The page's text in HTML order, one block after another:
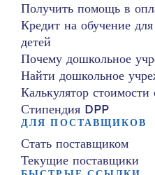
Получить помощь в
Кредит на обучение
детей
Почему дошкольное
Найти дошкольное
Калькулятор стоимости
Стипендия DPP
ДЛЯ ПОСТАВЩИКОВ
Стать поставщиком
Текущие поставщики